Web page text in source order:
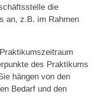
die
an, z.B. im Rahmen
des Praktikums
hängen von den
Bedarf und den